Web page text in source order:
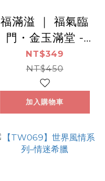
福滿溢 ｜ 福氣臨
門・金玉滿堂 -
ArtLife開運數字
油畫【DT023】
NT$349
NT$450
加入購物車